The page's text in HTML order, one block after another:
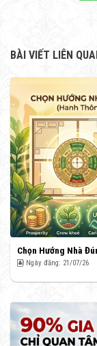
BÀI VIẾT LIÊN
Chọn Hướng Nhà
Ngày đăng: 21/07/26